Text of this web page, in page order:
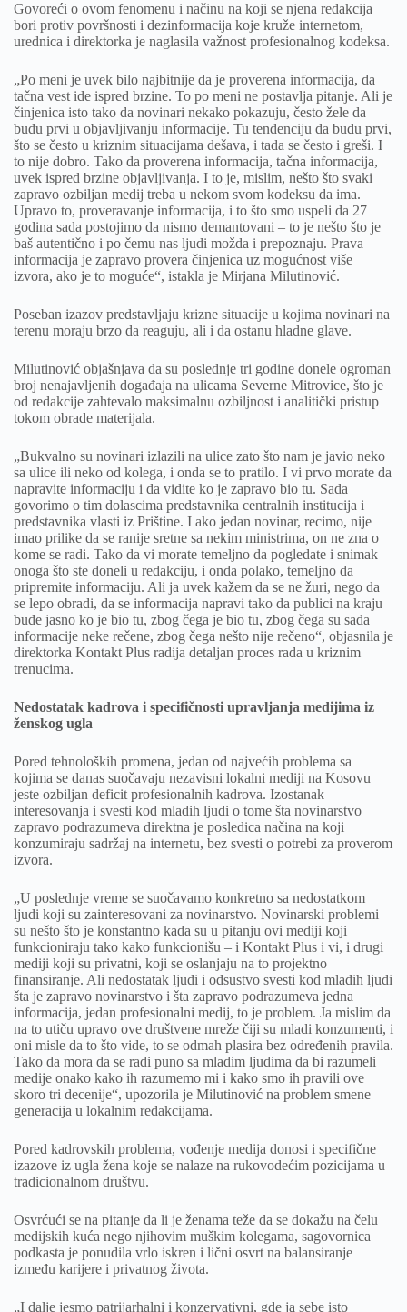
Govoreći o ovom fenomenu i načinu na koji se njena redakcija
bori protiv površnosti i dezinformacija koje kruže internetom,
urednica i direktorka je naglasila važnost profesionalnog kodeksa.
„Po meni je uvek bilo najbitnije da je proverena informacija, da
tačna vest ide ispred brzine. To po meni ne postavlja pitanje. Ali je
činjenica isto tako da novinari nekako pokazuju, često žele da
budu prvi u objavljivanju informacije. Tu tendenciju da budu prvi,
što se često u kriznim situacijama dešava, i tada se često i greši. I
to nije dobro. Tako da proverena informacija, tačna informacija,
uvek ispred brzine objavljivanja. I to je, mislim, nešto što svaki
zapravo ozbiljan medij treba u nekom svom kodeksu da ima.
Upravo to, proveravanje informacija, i to što smo uspeli da 27
godina sada postojimo da nismo demantovani – to je nešto što je
baš autentično i po čemu nas ljudi možda i prepoznaju. Prava
informacija je zapravo provera činjenica uz mogućnost više
izvora, ako je to moguće“, istakla je Mirjana Milutinović.
Poseban izazov predstavljaju krizne situacije u kojima novinari na
terenu moraju brzo da reaguju, ali i da ostanu hladne glave.
Milutinović objašnjava da su poslednje tri godine donele ogroman
broj nenajavljenih događaja na ulicama Severne Mitrovice, što je
od redakcije zahtevalo maksimalnu ozbiljnost i analitički pristup
tokom obrade materijala.
„Bukvalno su novinari izlazili na ulice zato što nam je javio neko
sa ulice ili neko od kolega, i onda se to pratilo. I vi prvo morate da
napravite informaciju i da vidite ko je zapravo bio tu. Sada
govorimo o tim dolascima predstavnika centralnih institucija i
predstavnika vlasti iz Prištine. I ako jedan novinar, recimo, nije
imao prilike da se ranije sretne sa nekim ministrima, on ne zna o
kome se radi. Tako da vi morate temeljno da pogledate i snimak
onoga što ste doneli u redakciju, i onda polako, temeljno da
pripremite informaciju. Ali ja uvek kažem da se ne žuri, nego da
se lepo obradi, da se informacija napravi tako da publici na kraju
bude jasno ko je bio tu, zbog čega je bio tu, zbog čega su sada
informacije neke rečene, zbog čega nešto nije rečeno“, objasnila je
direktorka Kontakt Plus radija detaljan proces rada u kriznim
trenucima.
Nedostatak kadrova i specifičnosti upravljanja medijima iz
ženskog ugla
Pored tehnoloških promena, jedan od najvećih problema sa
kojima se danas suočavaju nezavisni lokalni mediji na Kosovu
jeste ozbiljan deficit profesionalnih kadrova. Izostanak
interesovanja i svesti kod mladih ljudi o tome šta novinarstvo
zapravo podrazumeva direktna je posledica načina na koji
konzumiraju sadržaj na internetu, bez svesti o potrebi za proverom
izvora.
„U poslednje vreme se suočavamo konkretno sa nedostatkom
ljudi koji su zainteresovani za novinarstvo. Novinarski problemi
su nešto što je konstantno kada su u pitanju ovi mediji koji
funkcioniraju tako kako funkcionišu – i Kontakt Plus i vi, i drugi
mediji koji su privatni, koji se oslanjaju na to projektno
finansiranje. Ali nedostatak ljudi i odsustvo svesti kod mladih ljudi
šta je zapravo novinarstvo i šta zapravo podrazumeva jedna
informacija, jedan profesionalni medij, to je problem. Ja mislim da
na to utiču upravo ove društvene mreže čiji su mladi konzumenti, i
oni misle da to što vide, to se odmah plasira bez određenih pravila.
Tako da mora da se radi puno sa mladim ljudima da bi razumeli
medije onako kako ih razumemo mi i kako smo ih pravili ove
skoro tri decenije“, upozorila je Milutinović na problem smene
generacija u lokalnim redakcijama.
Pored kadrovskih problema, vođenje medija donosi i specifične
izazove iz ugla žena koje se nalaze na rukovodećim pozicijama u
tradicionalnom društvu.
Osvrćući se na pitanje da li je ženama teže da se dokažu na čelu
medijskih kuća nego njihovim muškim kolegama, sagovornica
podkasta je ponudila vrlo iskren i lični osvrt na balansiranje
između karijere i privatnog života.
„I dalje jesmo patrijarhalni i konzervativni, gde ja sebe isto